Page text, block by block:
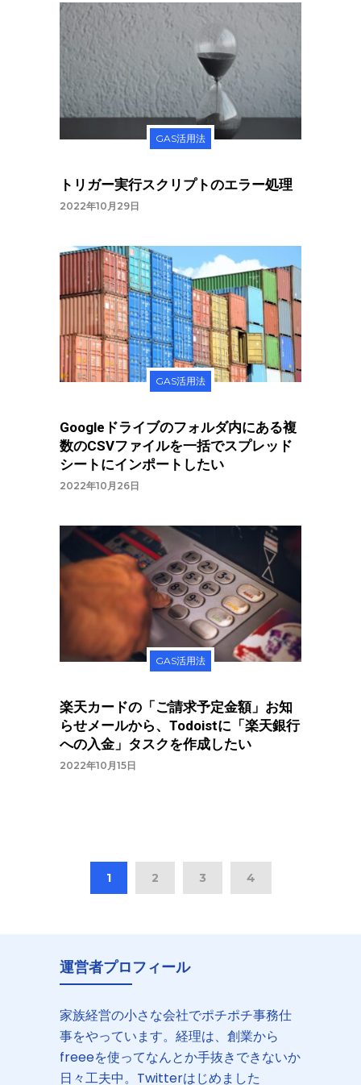
GAS活用法
トリガー実行スクリプトのエラー処理
2022年10月29日
GAS活用法
Googleドライブのフォルダ内にある複
数のCSVファイルを一括でスプレッド
シートにインポートしたい
2022年10月26日
GAS活用法
楽天カードの「ご請求予定金額」お知
らせメールから、Todoistに「楽天銀行
への入金」タスクを作成したい
2022年10月15日
1 2 3 4
運営者プロフィール
家族経営の小さな会社でポチポチ事務仕
事をやっています。経理は、創業から
freeeを使ってなんとか手抜きできないか
日々工夫中。Twitterはじめました